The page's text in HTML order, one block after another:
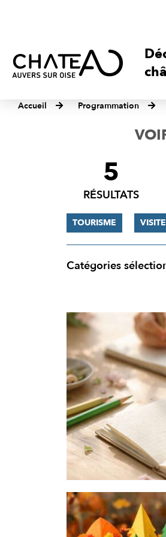
Accueil Programmation
FILTRER
RÉSULTATS
5
RÉSULTATS
TOURISME
Catégories
RÉSULTATS